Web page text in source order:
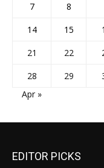
7
8
14
15
21
22
28
29
Apr »
EDITOR PICKS